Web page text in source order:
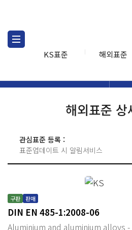
KS표준 해외표준
해외표준 상
관심표준 등록 :
표준업데이트 시 알림서비스
구판 판매
DIN EN 485-1:2008-06
Aluminium and aluminium alloys